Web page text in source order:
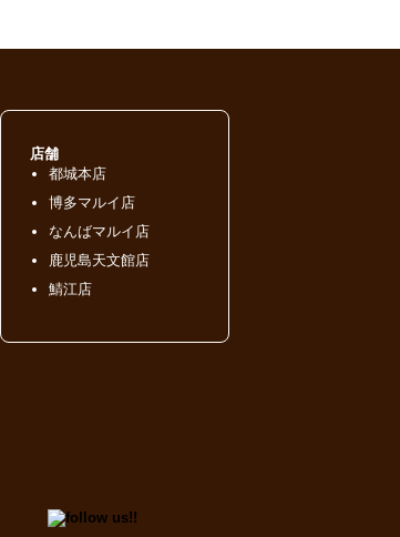
店舗
都城本店
博多マルイ店
なんばマルイ店
鹿児島天文館店
鯖江店